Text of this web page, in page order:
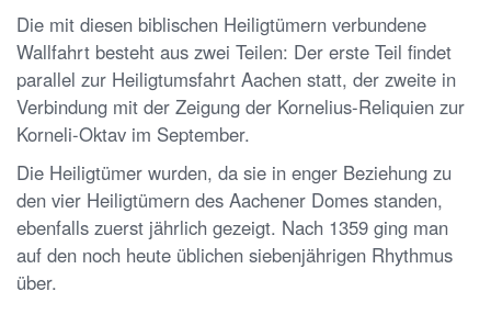
Die mit diesen biblischen Heiligtümern verbundene
Wallfahrt besteht aus zwei Teilen: Der erste Teil findet
parallel zur Heiligtumsfahrt Aachen statt, der zweite in
Verbindung mit der Zeigung der Kornelius-Reliquien zur
Korneli-Oktav im September.
Die Heiligtümer wurden, da sie in enger Beziehung zu
den vier Heiligtümern des Aachener Domes standen,
ebenfalls zuerst jährlich gezeigt. Nach 1359 ging man
auf den noch heute üblichen siebenjährigen Rhythmus
über.